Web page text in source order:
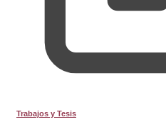
Trabajos y Tesis